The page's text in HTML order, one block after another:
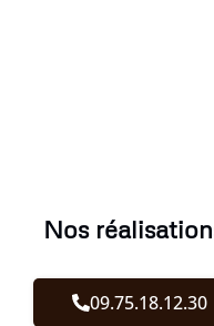
Nos
09.75.18.12.30